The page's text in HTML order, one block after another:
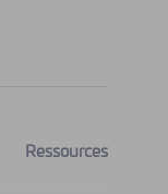
Ressources